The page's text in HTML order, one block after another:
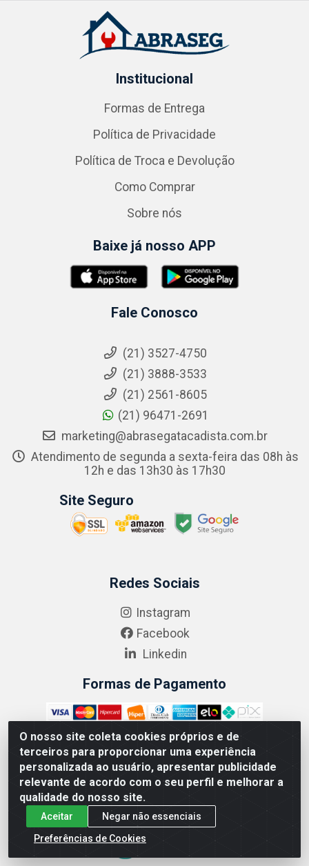
O nosso site coleta cookies próprios e de
terceiros para proporcionar uma experiência
personalizada ao usuário, apresentar publicidade
relevante de acordo com o seu perfil e melhorar a
qualidade do nosso site.
Aceitar
Negar não essenciais
Preferências de Cookies
Institucional
Formas de Entrega
Política de Privacidade
Política de Troca e Devolução
Como Comprar
Sobre nós
Baixe já nosso APP
Fale Conosco
(21) 3527-4750
(21) 3888-3533
(21) 2561-8605
(21) 96471-2691
marketing@abrasegatacadista.com.br
Atendimento de segunda a sexta-feira das 08h às
12h e das 13h30 às 17h30
Site Seguro
Redes Sociais
Instagram
Facebook
Linkedin
Formas de Pagamento
ABRASEG COMÉRCIO ATACADISTA LTDA - CNPJ:
10.894.768/0001-00 - Avenida Lobo Júnior, 1045 - Penha
Circular - Rio de Janeiro - RJ - CEP 21020-124